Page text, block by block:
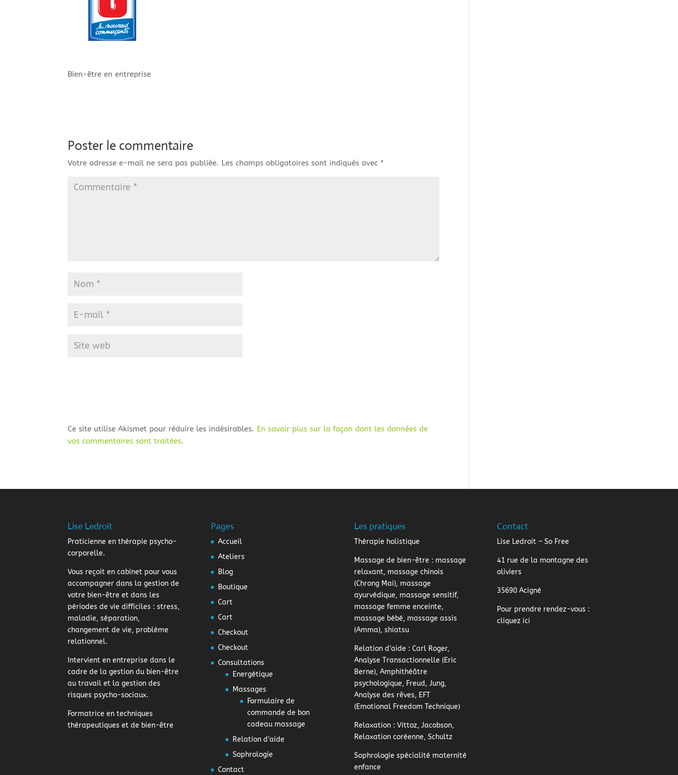
Bien-être en entreprise
Poster le commentaire
Votre adresse e-mail ne sera pas publiée. Les champs obligatoires sont indiqués avec *
Ce site utilise Akismet pour réduire les indésirables. En savoir plus sur la façon dont les données de
vos commentaires sont traitées.
Lise Ledroit
Praticienne en thérapie psycho-
corporelle.
Vous reçoit en cabinet pour vous
accompagner dans la gestion de
votre bien-être et dans les
périodes de vie difficiles : stress,
maladie, séparation,
changement de vie, problème
relationnel.
Intervient en entreprise dans le
cadre de la gestion du bien-être
au travail et la gestion des
risques psycho-sociaux.
Formatrice en techniques
thérapeutiques et de bien-être
Pages
Accueil
Ateliers
Blog
Boutique
Cart
Cart
Checkout
Checkout
Consultations
Energétique
Massages
Formulaire de
commande de bon
cadeau massage
Relation d’aide
Sophrologie
Contact
Les pratiques
Thérapie holistique
Massage de bien-être : massage
relaxant, massage chinois
(Chrong Mai), massage
ayurvédique, massage sensitif,
massage femme enceinte,
massage bébé, massage assis
(Amma), shiatsu
Relation d’aide : Carl Roger,
Analyse Transactionnelle (Eric
Berne), Amphithéâtre
psychologique, Freud, Jung,
Analyse des rêves, EFT
(Emotional Freedom Technique)
Relaxation: Vittoz, Jacobson,
Relaxation coréenne, Schultz
Sophrologie spécialité maternité
enfance
Contact
Lise Ledroit – So Free
41 rue de la montagne des
oliviers
35690 Acigné
Pour prendre rendez-vous :
cliquez ici